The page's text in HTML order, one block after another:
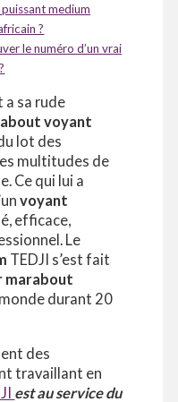
medium
?
le numéro d’un vrai
a sa rude
voyant
lot des
multitudes de
Ce qui lui a
voyant
efficace,
Le
TEDJI s’est fait
marabout
durant 20
des
travaillant en
est au service du